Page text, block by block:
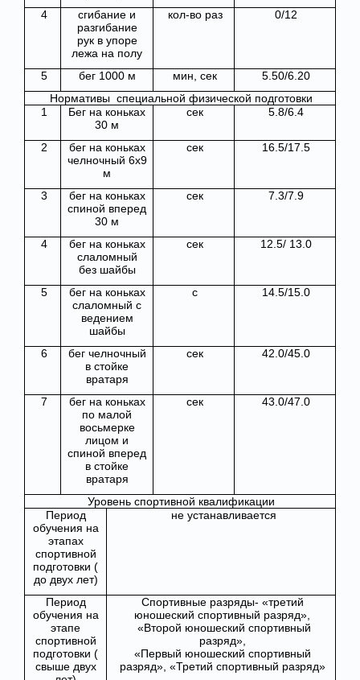
4
сгибание и
разгибание
рук в упоре
лежа на полу
кол-во раз 0/12
5 бег 1000 м мин, сек
5.50/6.20
Нормативы специальной физической подготовки
1
Бег на коньках
30 м
сек 5.8/6.4
2
бег на коньках
челночный 6х9
м
сек 16.5/17.5
3
бег на коньках
спиной вперед
30 м
сек 7.3/7.9
4
бег на коньках
слаломный
без шайбы
сек 12.5/ 13.0
5
бег на коньках
слаломный с
ведением
шайбы
с 14.5/15.0
6
бег челночный
в стойке
вратаря
сек 42.0/45.0
7
бег на коньках
по малой
восьмерке
лицом и
спиной вперед
в стойке
вратаря
сек 43.0/47.0
Уровень спортивной квалификации
Период
обучения на
этапах
спортивной
подготовки (
до двух лет)
не устанавливается
Период
обучения на
этапе
спортивной
подготовки (
свыше двух
Спортивные разряды- «третий
юношеский спортивный разряд»,
«Второй юношеский спортивный
разряд»,
«Первый юношеский спортивный
разряд», «Третий спортивный разряд»